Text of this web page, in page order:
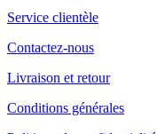
Service clientèle
Contactez-nous
Livraison et retour
Conditions générales